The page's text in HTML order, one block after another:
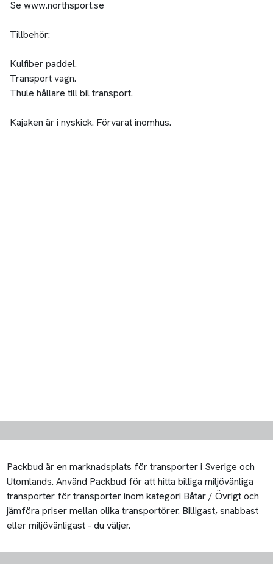
Se www.northsport.se
Tillbehör:
Kulfiber paddel.
Transport vagn.
Thule hållare till bil transport.
Kajaken är i nyskick. Förvarat inomhus.
Packbud är en marknadsplats för transporter i Sverige och
Utomlands. Använd Packbud för att hitta billiga miljövänliga
transporter för transporter inom kategori Båtar / Övrigt och
jämföra priser mellan olika transportörer. Billigast, snabbast
eller miljövänligast - du väljer.